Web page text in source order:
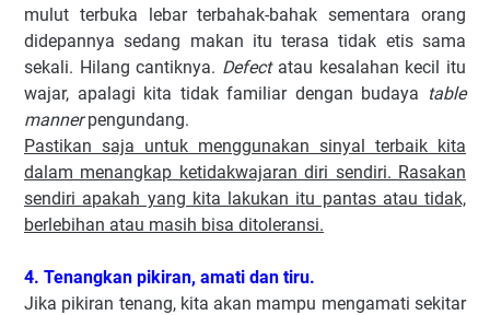
mulut terbuka lebar terbahak-bahak sementara orang
didepannya sedang makan itu terasa tidak etis sama
sekali. Hilang cantiknya. Defectatau kesalahan kecil itu
wajar, apalagi kita tidak familiar dengan budaya table
mannerpengundang.
Pastikan saja untuk menggunakan sinyal terbaik kita
dalam menangkap ketidakwajaran diri sendiri. Rasakan
sendiri apakah yang kita lakukan itu pantas atau tidak,
berlebihan atau masih bisa ditoleransi.
4. Tenangkan pikiran, amati dan tiru.
Jika pikiran tenang, kita akan mampu mengamati sekitar